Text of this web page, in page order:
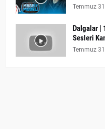
Temmuz
Dalgalar |
Sesleri
Temmuz